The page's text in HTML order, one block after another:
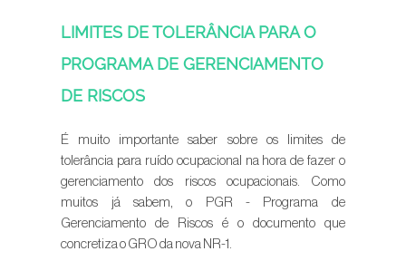
LIMITES DE TOLERÂNCIA PARA O
PROGRAMA DE GERENCIAMENTO
DE RISCOS
É muito importante saber sobre os limites de
tolerância para ruído ocupacional na hora de fazer o
gerenciamento dos riscos ocupacionais. Como
muitos já sabem, o PGR - Programa de
Gerenciamento de Riscos é o documento que
concretiza o GRO da nova NR-1.